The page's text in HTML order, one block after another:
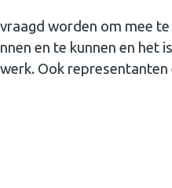
worden om mee
en te kunnen en het
Ook